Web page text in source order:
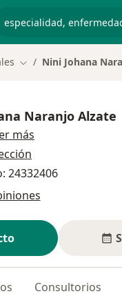
Cambiar de ciudad
Nini Johana
Naranjo Alzate
más
24332406
Consultorios